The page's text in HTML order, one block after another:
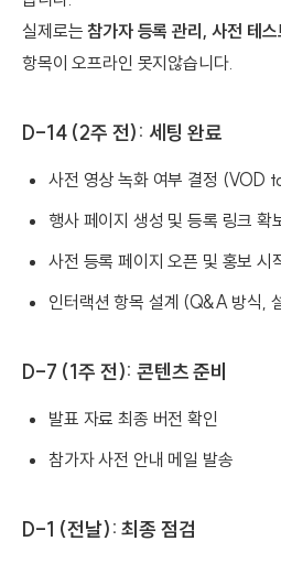
실제로는참가자 등록 관리, 사전 테
항목이 오프라인 못지않습니다.
D-14 (2주 전): 세팅 완료
사전 영상 녹화 여부 결정 (VOD
행사 페이지 생성 및 등록 링크 확
사전 등록 페이지 오픈 및 홍보 시
인터랙션 항목 설계 (Q&A 방식,
D-7 (1주 전): 콘텐츠 준비
발표 자료 최종 버전 확인
참가자 사전 안내 메일 발송
D-1 (전날): 최종 점검